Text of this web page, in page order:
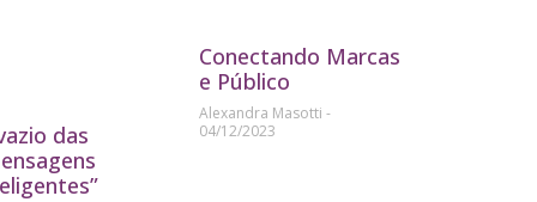
das
Conectando Marcas
e Público
Alexandra Masotti
04/12/2023